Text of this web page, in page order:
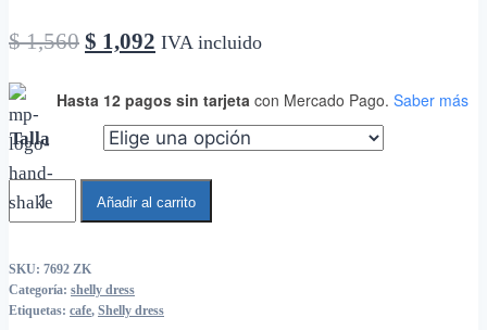
$1,560 El
original
era:
$ 1,560.
$ 1,092 El
actual
es:
$ 1,092.
IVA incluido
Hasta 12 pagos sin tarjeta con Mercado Pago. Saber más
Talla
Shelly
dress
cantidad
Añadir al carrito
SKU: 7692 ZK
Categoría: shelly dress
Etiquetas: cafe, Shelly dress